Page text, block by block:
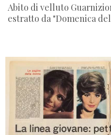
Abito di velluto
estratto da "Domenica